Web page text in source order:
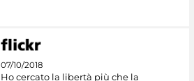
07/10/2018
Ho cercato la libertà più che la